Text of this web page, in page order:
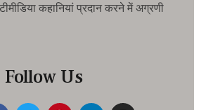
कहानियां प्रदान करने में अग्रणी
Follow Us